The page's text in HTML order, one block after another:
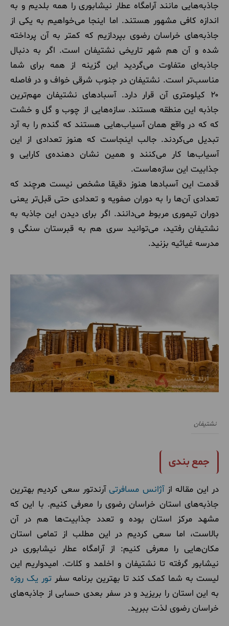
جاذبه‌هایی مانند آرامگاه عطار نیشابوری را همه بلدیم و به
اندازه کافی مشهور هستند. اما اینجا می‌خواهیم به یکی از
جاذبه‌های خراسان رضوی بپردازیم که کمتر به آن پرداخته
شده و آن هم شهر تاریخی نشتیفان است. اگر به دنبال
جاذبه‌ای متفاوت می‌گردید این گزینه از همه برای شما
مناسب‌تر است. نشتیفان در جنوب شرقی خواف و در فاصله
۲۰ کیلومتری آن قرار دارد. آسبادهای نشتیفان مهم‌ترین
جاذبه این منطقه هستند. سازه‌هایی از چوب و گل و خشت
که که در واقع همان آسیاب‌هایی هستند که گندم را به آرد
تبدیل می‌کردند. جالب اینجاست که هنوز تعدادی از این
آسیاب‌ها کار می‌کنند و همین نشان دهنده‌ی کارایی و
جذابیت این سازه‌هاست.
قدمت این آسبادها هنوز دقیقا مشخص نیست هرچند که
تعدادی آن‌ها را به دوران صفویه و تعدادی حتی قبل‌تر یعنی
دوران تیموری مربوط می‌دانند. اگر برای دیدن این جاذبه به
نشتیفان رفتید، می‌توانید سری هم به قبرستان سنگی و
مدرسه غیاثیه بزنید.
نشتیفان
جمع بندی
در این مقاله از آژانس مسافرتیآرندتور سعی کردیم بهترین
جاذبه‌های استان خراسان رضوی را معرفی کنیم. با این که
مشهد مرکز استان بوده و تعدد جذابیت‌ها هم در آن
بالاست، اما سعی کردیم در این مطلب از تمامی استان
مکان‌هایی را معرفی کنیم: از آرامگاه عطار نیشابوری در
نیشابور گرفته تا نشتیفان و اخلمد و کلات. امیدواریم این
لیست به شما کمک کند تا بهترین برنامه سفر تور یک روزه
به این استان را بریزید و در سفر بعدی حسابی از جاذبه‌های
خراسان رضوی لذت ببرید.